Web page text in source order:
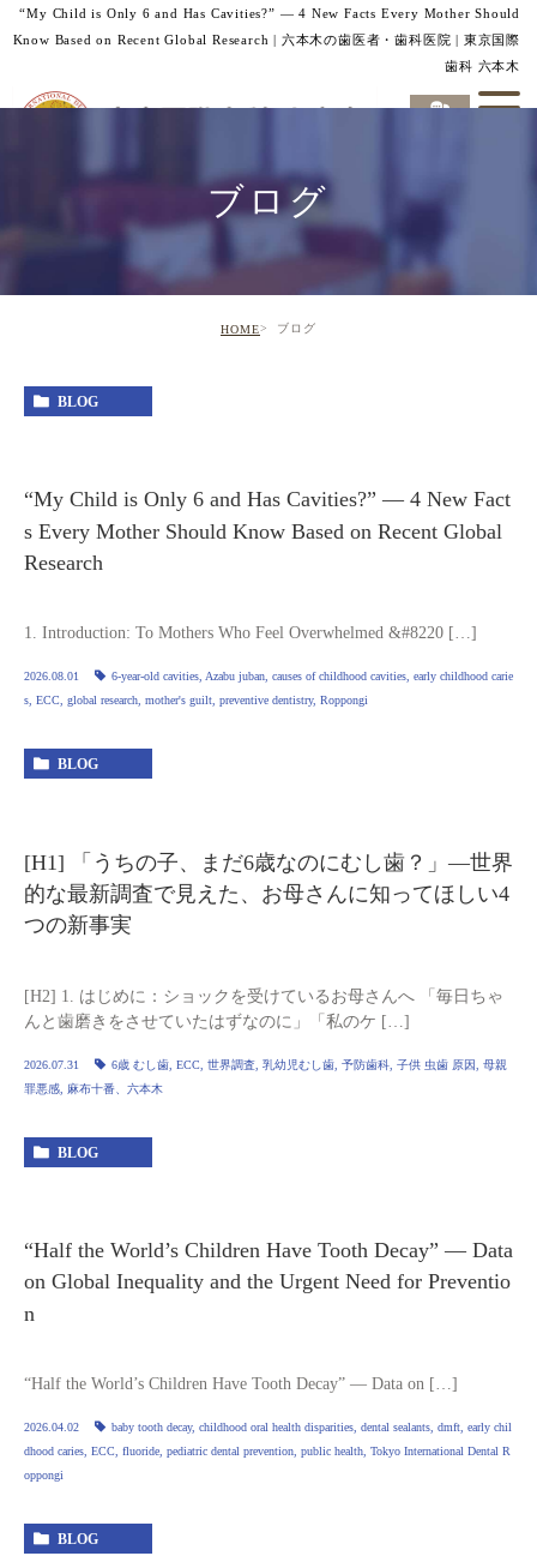
“My Child is Only 6 and Has Cavities?” — 4 New Facts Every Mother Should
Know Based on Recent Global Research | 六本木の歯医者・歯科医院 | 東京国際
歯科 六本木
ブログ
HOME ブログ
BLOG
“My Child is Only 6 and Has Cavities?” — 4 New Fact
s Every Mother Should Know Based on Recent Global
Research
1. Introduction: To Mothers Who Feel Overwhelmed &#8220 […]
2026.08.01 6-year-old cavities, Azabu juban, causes of childhood cavities, early childhood carie
s, ECC, global research, mother's guilt, preventive dentistry, Roppongi
BLOG
[H1] 「うちの子、まだ6歳なのにむし歯？」—世界
的な最新調査で見えた、お母さんに知ってほしい4
つの新事実
[H2] 1. はじめに：ショックを受けているお母さんへ 「毎日ちゃ
んと歯磨きをさせていたはずなのに」「私のケ […]
2026.07.31 6歳 むし歯 ECC 世界調査 乳幼児むし歯 予防歯科 子供 虫歯 原因
母親
罪悪感
麻布十番、六本木
BLOG
“Half the World’s Children Have Tooth Decay” — Data
on Global Inequality and the Urgent Need for Preventio
n
“Half the World’s Children Have Tooth Decay” — Data on […]
2026.04.02 baby tooth decay, childhood oral health disparities dental sealants dmft early chil
dhood caries ECC fluoride pediatric dental prevention public health Tokyo International Dental R
oppongi
BLOG